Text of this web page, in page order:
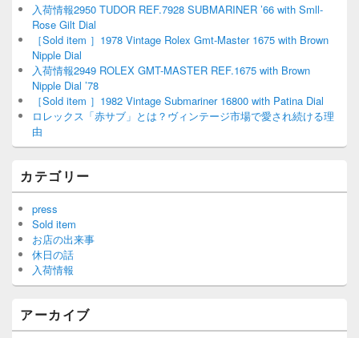
入荷情報2950 TUDOR REF.7928 SUBMARINER ’66 with Smll-
Rose Gilt Dial
［Sold item ］1978 Vintage Rolex Gmt-Master 1675 with Brown
Nipple Dial
入荷情報2949 ROLEX GMT-MASTER REF.1675 with Brown
Nipple Dial ’78
［Sold item ］1982 Vintage Submariner 16800 with Patina Dial
ロレックス「赤サブ」とは？ヴィンテージ市場で愛され続ける理
由
カテゴリー
press
Sold item
お店の出来事
休日の話
入荷情報
アーカイブ